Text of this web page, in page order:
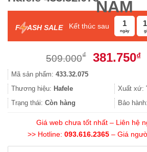
F ASH SALE Kết thúc sau 1
ngày
509.000₫
Giá
509.000₫.
381.750₫
Mã sản phẩm: 433.32.075
Thương hiệu: Hafele Xuất xứ:
Trạng thái: Còn hàng Bảo hành:
Giá web chưa tốt nhất – Liên hệ
>> Hotline: 093.616.2365 – Giá